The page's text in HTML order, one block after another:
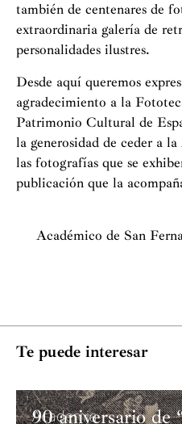
también de centenares de
extraordinaria galería de
personalidades ilustres.
Desde aquí queremos
agradecimiento a la
Patrimonio Cultural de
la generosidad de ceder a
las fotografías que se
publicación que la
Académico de San
Te puede interesar
Academia
90 aniversario de